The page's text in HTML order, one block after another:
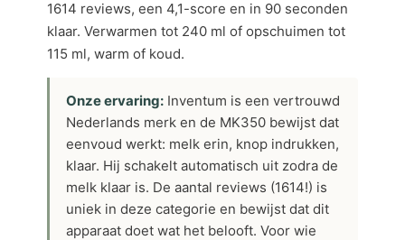
1614 reviews, een 4,1-score en in 90 seconden
klaar. Verwarmen tot 240 ml of opschuimen tot
115 ml, warm of koud.
Onze ervaring: Inventum is een vertrouwd
Nederlands merk en de MK350 bewijst dat
eenvoud werkt: melk erin, knop indrukken,
klaar. Hij schakelt automatisch uit zodra de
melk klaar is. De aantal reviews (1614!) is
uniek in deze categorie en bewijst dat dit
apparaat doet wat het belooft. Voor wie